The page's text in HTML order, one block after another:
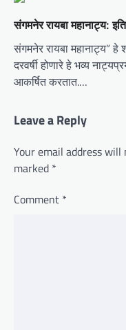
संगमनेर रायबा महानाट्य:
संगमनेर रायबा
दरवर्षी होणारे हे भव्य
आकर्षित करतात.…
Leave a Reply
Your email address will
marked *
Comment *